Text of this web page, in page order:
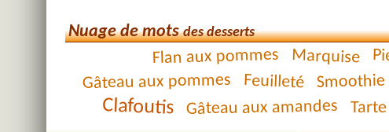
Nuage de motsdes desserts
Flan aux pommes Marquise
Gâteau aux pommes Feuilleté Smoothie
Clafoutis Gâteau aux amandes